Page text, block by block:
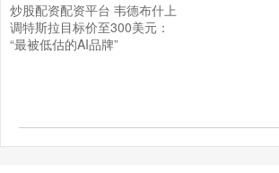
炒股配资配资平台 韦德布什上
调特斯拉目标价至300美元：
“最被低估的AI品牌”